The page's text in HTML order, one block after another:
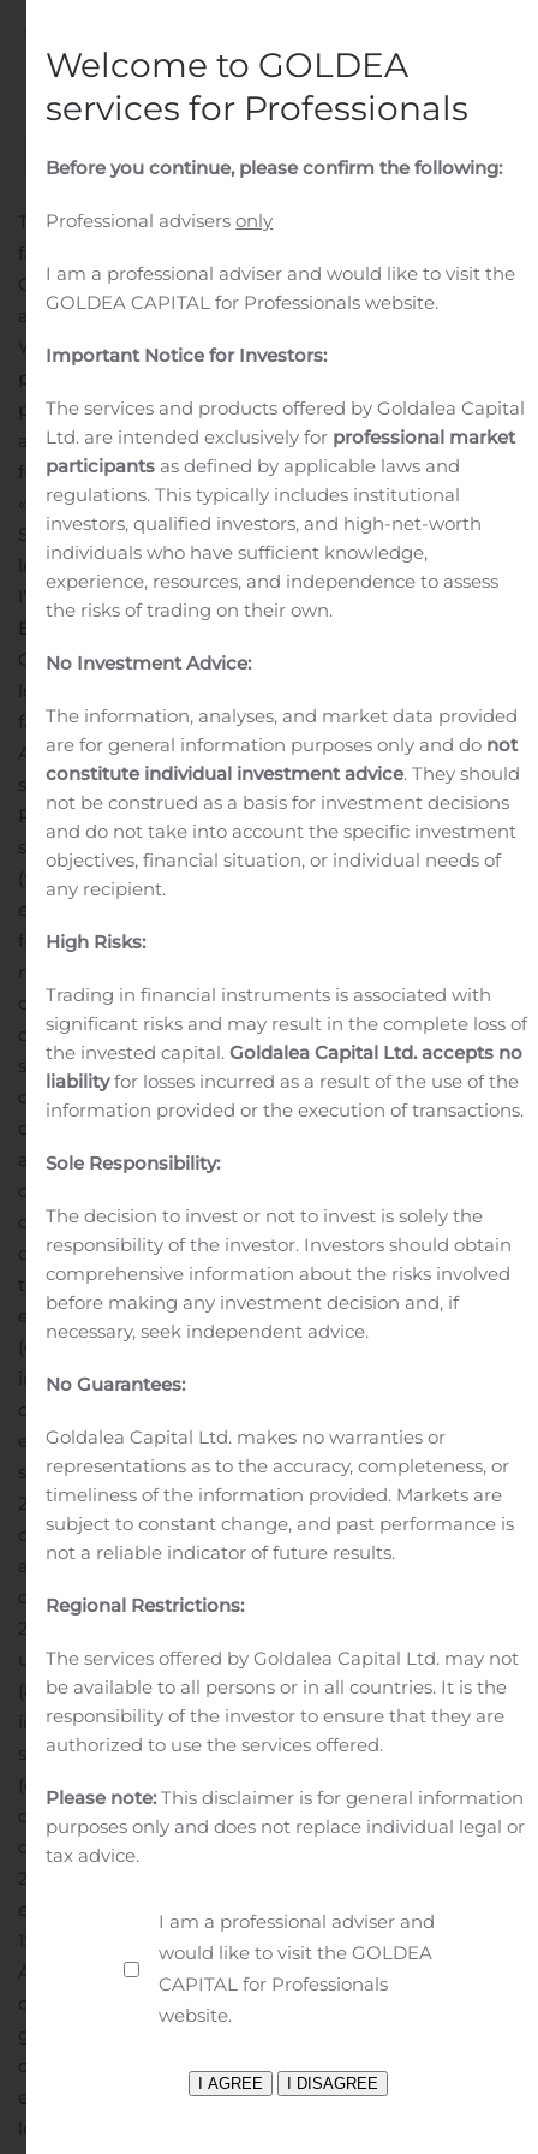
Public Companies.
TORONTO, 06 août 2020 (GLOBE NEWSWIRE) — Pour
faire suite à l’annonce du
Gestion AGF Limitée (TSX : AGF.B) (« AGF ») confirme
aujourd’hui que la fusion de Tilney et de Smith &
Williamson, laquelle vise à créer un groupe de premier
plan spécialisé dans le domaine des services
professionnels et de la gestion intégrée de patrimoine
au Royaume-Uni, a reçu l’approbation du tribunal. La
fusion devrait être réalisée le 1 erseptembre 2020.
« En tant que membre de longue date du conseil de
Smith & Williamson, et au nom d’AGF, je tiens à féliciter
les sociétés Smith & Williamson et Tilney pour
l’approbation de cette fusion, a déclaré
Blake C. Goldring, président exécutif du conseil d’AGF.
Cette fusion confirme notre stratégie de croissance à
long terme au Royaume-Uni; nous nous réjouissons du
fait que la conclusion de cette transaction procurera à
AGF des occasions importantes dans l’industrie. » AGF
s’est intéressée au créneau des particuliers du
Royaume-Uni en 1998, où elle a d’abord investi dans la
société de gestion d’actifs de particuliers, NCL
(Securities) Limited, avant d’ajouter à ses participations
en investissant dans la société élargie, à laquelle la
fusion de Smith & Williamson et de NCL a donné
naissance en 2002.
donnera à AGF une plus grande souplesse pour investir
davantage dans des domaines de croissance
stratégique, a affirmé Kevin McCreadie, chef de la
direction et chef des investissements, AGF. De plus, afin
de continuer à fournir une valeur constante à nos
actionnaires, nous prévoyons d’utiliser le produit de
cette transaction pour financer le rachat ultérieur
d’actions et pour nous acquitter du service de la
dette. »Selon les conditions liées à la structure de la
transaction, AGF estime qu’elle recevra un produit en
espèces totalisant approximativement 177 millions £
(environ 297 millions $CAN), abstraction faite des
impôts et des charges non récurrentes et sous réserve
de rajustements lors de la clôture. Le produit net en
espèces après les impôts et les charges non récurrentes
se chiffrera approximativement à 164 millions £ (environ
275 millions $CAN). Le produit total en espèces
comprend des dividendes et des distributions pouvant
atteindre 28 millions £ (environ 47 millions $CAN)
composés de ce qui suit : un dividende provisoire de
2,7 millions £ (4,5 millions $CAN) reçu le 7 février 2020,
un dividende provisoire de 5,3 millions £
(8,9 millions $CAN) reçu le 26 juin 2020 et,
immédiatement avant la clôture, une distribution
spéciale estimée à approximativement 20 millions £
(environ 33 millions $CAN). Lors de la clôture, AGF
devrait recevoir un produit en espèces
d’approximativement 149 millions £ (environ
250 millions $CAN) par rapport à une valeur comptable
estimée à la date de clôture d’environ
150 millions $CAN.
À la suite de la conclusion de la transaction, AGF ne
conservera aucune participation boursière dans le
groupe qui résultera de la fusion.
contrat à terme afin d’assurer sa contrepartie en
espèces, en fonction d’un taux de change de 1,68.
les montants approximatifs exprimés en dollars
Welcome to GOLDEA
services for Professionals
Before you continue, please confirm the following:
Professional advisersonly
I am a professional adviser and would like to visit the
GOLDEA CAPITAL for Professionals website.
Important Notice for Investors:
The services and products offered by Goldalea Capital
Ltd. are intended exclusively for professional market
participants as defined by applicable laws and
regulations. This typically includes institutional
investors, qualified investors, and high-net-worth
individuals who have sufficient knowledge,
experience, resources, and independence to assess
the risks of trading on their own.
No Investment Advice:
The information, analyses, and market data provided
are for general information purposes only and do not
constitute individual investment advice. They should
not be construed as a basis for investment decisions
and do not take into account the specific investment
objectives, financial situation, or individual needs of
any recipient.
High Risks:
Trading in financial instruments is associated with
significant risks and may result in the complete loss of
the invested capital.Goldalea Capital Ltd. accepts no
liabilityfor losses incurred as a result of the use of the
information provided or the execution of transactions.
Sole Responsibility:
The decision to invest or not to invest is solely the
responsibility of the investor. Investors should obtain
comprehensive information about the risks involved
before making any investment decision and, if
necessary, seek independent advice.
No Guarantees:
Goldalea Capital Ltd. makes no warranties or
representations as to the accuracy, completeness, or
timeliness of the information provided. Markets are
subject to constant change, and past performance is
not a reliable indicator of future results.
Regional Restrictions:
The services offered by Goldalea Capital Ltd. may not
be available to all persons or in all countries. It is the
responsibility of the investor to ensure that they are
authorized to use the services offered.
Please note:This disclaimer is for general information
purposes only and does not replace individual legal or
tax advice.
I am a professional adviser and
would like to visit the GOLDEA
CAPITAL for Professionals
website.